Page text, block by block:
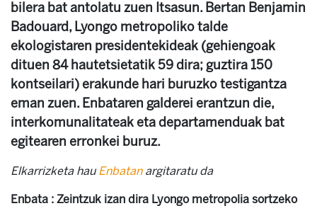
bilera bat antolatu zuen Itsasun. Bertan Benjamin
Badouard, Lyongo metropoliko talde
ekologistaren presidentekideak (gehiengoak
dituen 84 hautetsietatik 59 dira; guztira 150
kontseilari) erakunde hari buruzko testigantza
eman zuen. Enbataren galderei erantzun die,
interkomunalitateak eta departamenduak bat
egitearen erronkei buruz.
Elkarrizketa hauEnbatanargitaratu da
Enbata : Zeintzuk izan dira Lyongo metropolia sortzeko